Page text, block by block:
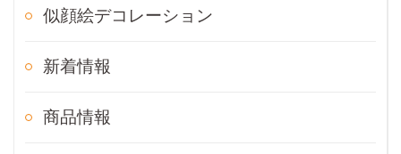
似顔絵デコレーション
新着情報
商品情報